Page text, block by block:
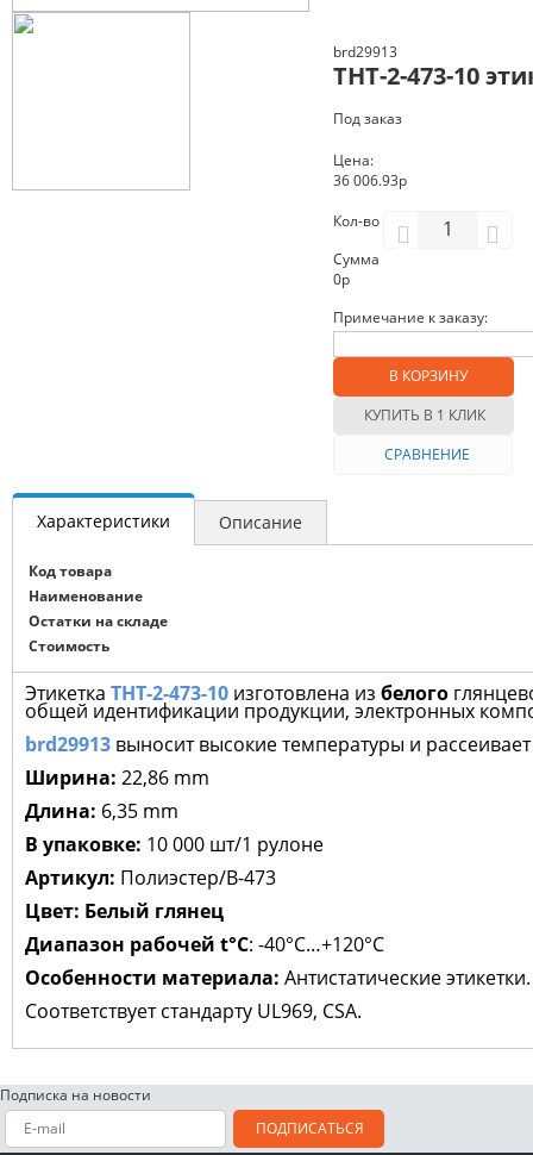
brd29913
THT-2-473-10
Под заказ
Цена:
36 006.93р
Кол-во
Сумма
0р
Примечание к заказу:
В КОРЗИНУ
КУПИТЬ В 1 КЛИК
СРАВНЕНИЕ
Характеристики Описание
Код товара
Наименование
Остатки на складе
Стоимость
Этикетка THT-2-473-10 изготовлена из белого
общей идентификации продукции, электронных
brd29913 выносит высокие температуры и
Ширина: 22,86 mm
Длина: 6,35 mm
В упаковке: 10 000 шт/1 рулоне
Артикул: Полиэстер/В-473
Цвет: Белый глянец
Диапазон рабочей t°С: -40°С…+120°С
Особенности материала: Антистатические этикетки.
Соответствует стандарту UL969, CSA.
Подписка на новости
ПОДПИСАТЬСЯ